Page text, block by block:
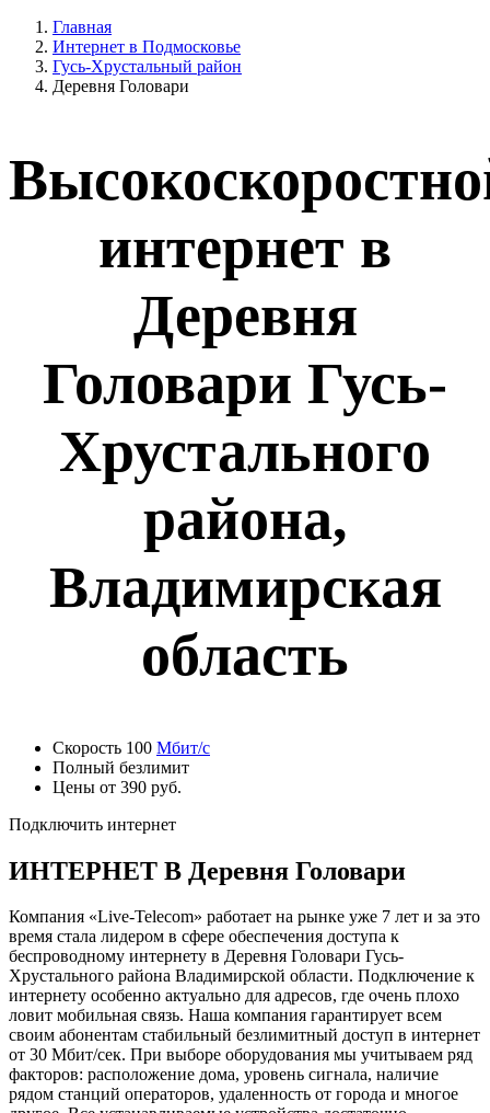
Главная
Интернет в Подмосковье
Гусь-Хрустальный район
Деревня Головари
интернет в
Деревня
Головари Гусь-
Хрустального
района,
Владимирская
область
Скорость 100 Мбит/с
Полный безлимит
Цены от 390 руб.
Подключить интернет
ИНТЕРНЕТ В Деревня Головари
Компания «Live-Telecom» работает на рынке уже 7 лет и за это
время стала лидером в сфере обеспечения доступа к
беспроводному интернету в Деревня Головари Гусь-
Хрустального района Владимирской области. Подключение к
интернету особенно актуально для адресов, где очень плохо
ловит мобильная связь. Наша компания гарантирует всем
своим абонентам стабильный безлимитный доступ в интернет
от 30 Мбит/сек. При выборе оборудования мы учитываем ряд
факторов: расположение дома, уровень сигнала, наличие
рядом станций операторов, удаленность от города и многое